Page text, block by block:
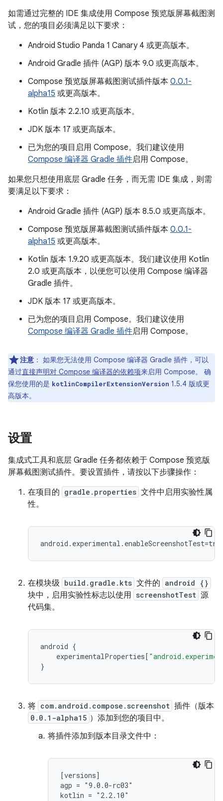
如需通过完整的 IDE 集成使用 Compose 预览版屏幕截图测
试，您的项目必须满足以下要求：
Android Studio Panda 1 Canary 4 或更高版本。
Android Gradle 插件 (AGP) 版本 9.0 或更高版本。
Compose 预览版屏幕截图测试插件版本 0.0.1-
alpha15 或更高版本。
Kotlin 版本 2.2.10 或更高版本。
JDK 版本 17 或更高版本。
已为您的项目启用 Compose。我们建议使用
Compose 编译器 Gradle 插件启用 Compose。
如果您只想使用底层 Gradle 任务，而无需 IDE 集成，则需
要满足以下要求：
Android Gradle 插件 (AGP) 版本 8.5.0 或更高版本。
Compose 预览版屏幕截图测试插件版本 0.0.1-
alpha15 或更高版本。
Kotlin 版本 1.9.20 或更高版本。我们建议使用 Kotlin
2.0 或更高版本，以便您可以使用 Compose 编译器
Gradle 插件。
JDK 版本 17 或更高版本。
已为您的项目启用 Compose。我们建议使用
Compose 编译器 Gradle 插件启用 Compose。
注意 ： 如果您无法使用 Compose 编译器 Gradle 插件，可以
通过直接声明对 Compose 编译器的依赖项来启用 Compose。 确
保您使用的是 kotlinCompilerExtensionVersion 1.5.4 版或更
高版本。
设置
集成式工具和底层 Gradle 任务都依赖于 Compose 预览版
屏幕截图测试插件。要设置插件，请按以下步骤操作：
在项目的 gradle.properties 文件中启用实验性属
性。
在模块级 build.gradle.kts 文件的 android {}
块中，启用实验性标志以使用 screenshotTest 源
代码集。
android {
experimentalProperties [
}
将 com.android.compose.screenshot 插件（版本
0.0.1-alpha15 ）添加到您的项目中。
将插件添加到版本目录文件中：
[versions]
agp = "9.0.0-rc03"
kotlin = "2.2.10"